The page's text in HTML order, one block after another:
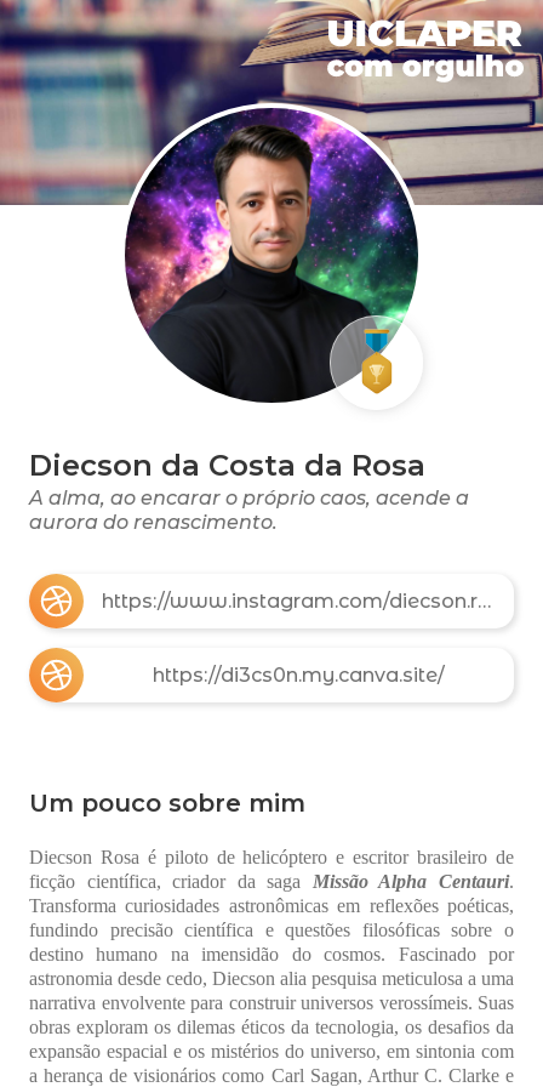
Diecson da Costa da Rosa
A alma, ao encarar o próprio caos, acende a
aurora do renascimento.
https://www.instagram.com/diecson.rosa/
https://di3cs0n.my.canva.site/
Um pouco sobre mim
Diecson Rosa é piloto de helicóptero e escritor brasileiro de
ficção científica, criador da saga Missão Alpha Centauri.
Transforma curiosidades astronômicas em reflexões poéticas,
fundindo precisão científica e questões filosóficas sobre o
destino humano na imensidão do cosmos. Fascinado por
astronomia desde cedo, Diecson alia pesquisa meticulosa a uma
narrativa envolvente para construir universos verossímeis. Suas
obras exploram os dilemas éticos da tecnologia, os desafios da
expansão espacial e os mistérios do universo, em sintonia com
a herança de visionários como Carl Sagan, Arthur C. Clarke e